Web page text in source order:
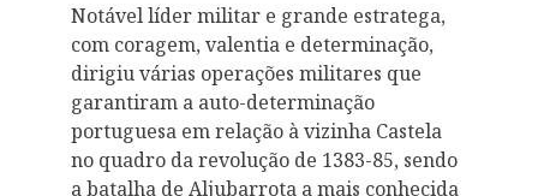
Notável líder militar e grande estratega,
com coragem, valentia e determinação,
dirigiu várias operações militares que
garantiram a auto-determinação
portuguesa em relação à vizinha Castela
no quadro da revolução de 1383-85, sendo
a batalha de Aljubarrota a mais conhecida